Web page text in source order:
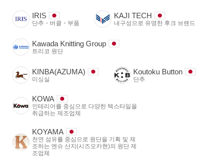
IRIS
단추・버클・부품
KAJI TECH
내구성으로 유명한 후크 브랜드
Kawada Knitting Group
트리코 원단
KINBA(AZUMA)
미싱실
Koutoku Button
단추
KOWA
인테리어를 중심으로 다양한 텍스타일을
취급하는 제조업체
KOYAMA
천연 섬유를 중심으로 원단을 기획 및 제
조하는 엔슈 산지(시즈오카현)의 원단 제
조업체